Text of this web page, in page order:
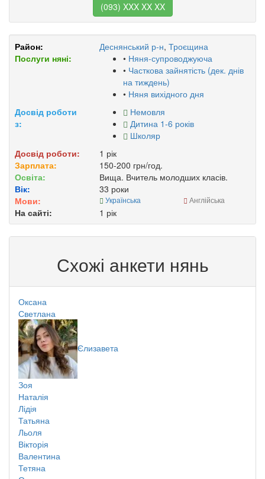
(093) XXX XX XX
Район: Деснянський р-н, Троєщина
Послуги няні:
• Няня-супроводжуюча
• Часткова зайнятість (дек. днів
на тиждень)
• Няня вихідного дня
Досвід роботи
з:
Немовля
Дитина 1-6 років
Школяр
Досвід роботи:
1 рік
Зарплата:
150-200 грн/год.
Освіта:
Вища. Вчитель молодших класів.
Вік:
33 роки
Мови:
Українська Англійська
На сайті: 1 рік
Схожі анкети нянь
Оксана
Светлана
Єлизавета
Зоя
Наталія
Лідія
Татьяна
Льоля
Вікторія
Валентина
Тетяна